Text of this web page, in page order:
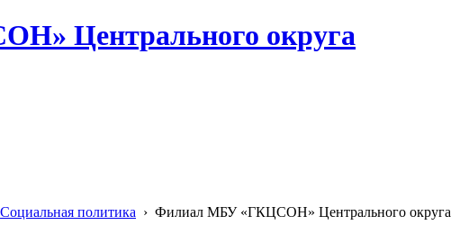
Центрального округа
Социальная политика › Филиал МБУ «ГКЦСОН» Центрального округа